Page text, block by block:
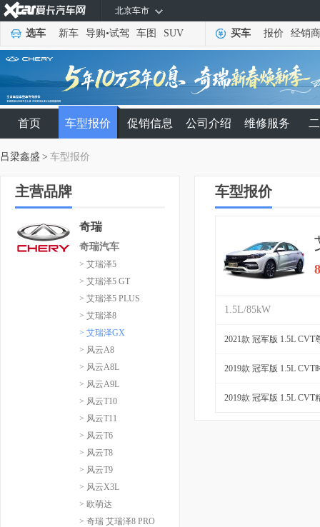
北京车市
选车 新车 导购•试驾 车图 SUV 买车 报价 经销商
首页 车型报价 促销信息 公司介绍 维修服务
吕梁鑫盛 > 车型报价
主营品牌
奇瑞
奇瑞汽车
> 艾瑞泽5
> 艾瑞泽5 GT
> 艾瑞泽5 PLUS
> 艾瑞泽8
> 艾瑞泽GX
> 风云A8
> 风云A8L
> 风云A9L
> 风云T10
> 风云T11
> 风云T6
> 风云T8
> 风云T9
> 风云X3L
> 欧萌达
> 奇瑞 艾瑞泽8 PRO
车型报价
1.5L/85kW
2021款 冠军版 1.5L CVT
2019款 冠军版 1.5L CVT
2019款 冠军版 1.5L CVT